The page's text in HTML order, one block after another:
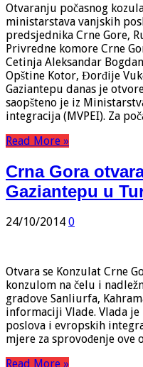
Otvaranju počasnog
ministarstava vanjskih
predsjednika Crne Gore,
Privredne komore Crne
Cetinja Aleksandar
Opštine Kotor, Đorđije
Gaziantepu danas je
saopšteno je iz
integracija (MVPEI). Za
Read More »
Crna Gora
Gaziantepu u
24/10/2014 0
Otvara se Konzulat Crne
konzulom na čelu i
gradove Sanliurfa,
informaciji Vlade. Vlada
poslova i evropskih
mjere za sprovođenje
Read More »